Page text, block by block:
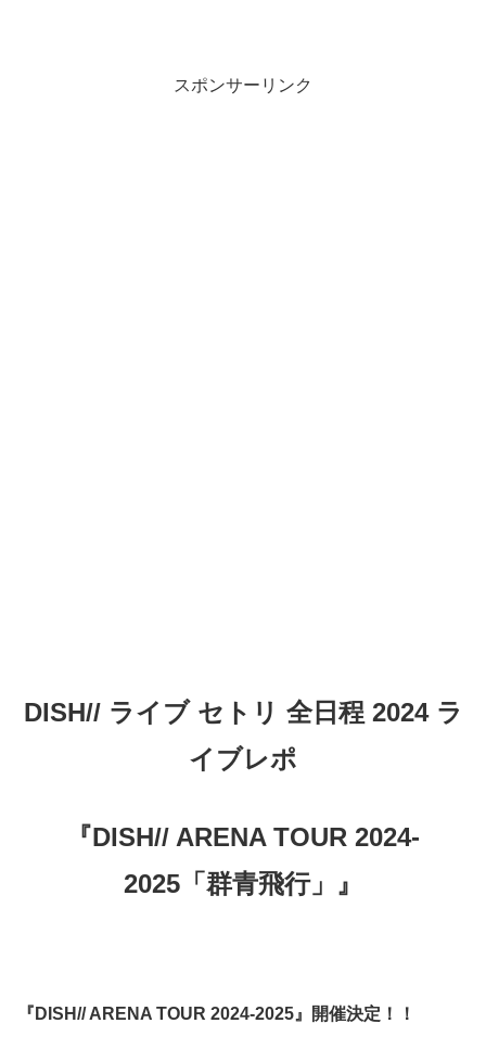
スポンサーリンク
DISH// ライブ セトリ 全日程 2024 ラ
イブレポ
『DISH// ARENA TOUR 2024-
2025「群青飛行」』
『DISH// ARENA TOUR 2024-2025』開催決定！！